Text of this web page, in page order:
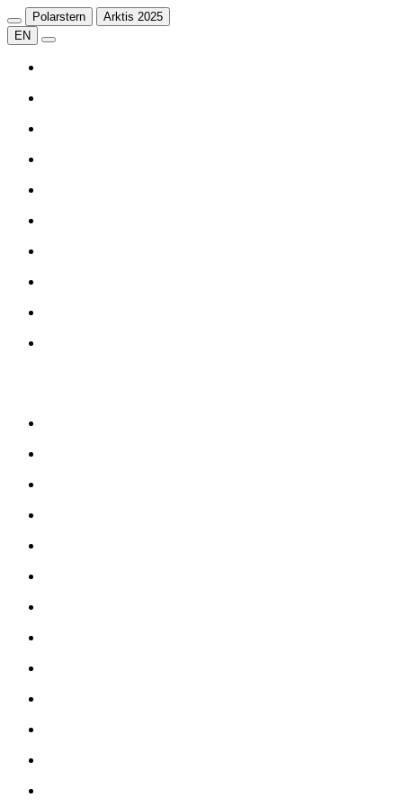
Polarstern
Arktis 2025
EN